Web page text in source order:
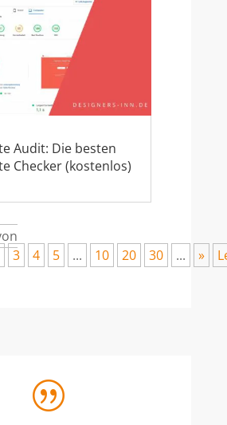
Audit: Die besten
Checker (kostenlos)
3 4 5 ... 10 20 30 ... »
|